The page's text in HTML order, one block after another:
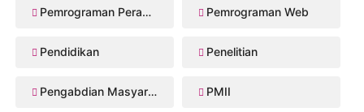
Pemrograman Perangkat Bergerak Pemrograman Web
Pendidikan Penelitian
Pengabdian Masyarakat PMII